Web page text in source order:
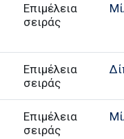
Επιμέλεια
σειράς
Επιμέλεια
σειράς
Επιμέλεια
σειράς